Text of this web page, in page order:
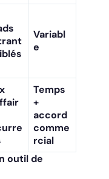
Variabl
e
Temps
+
accord
comme
rcial
outil de